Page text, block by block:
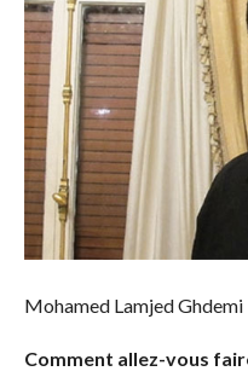
Mohamed Lamjed Ghdemi
Comment allez-vous